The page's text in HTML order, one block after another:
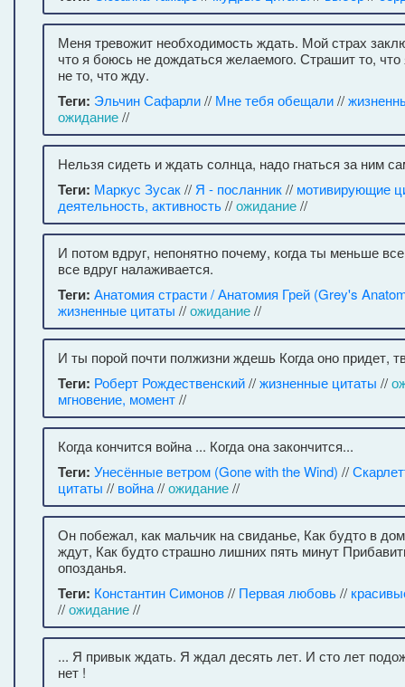
Меня тревожит необходимость ждать. Мой страх
что я боюсь не дождаться желаемого. Страшит то, что
не то, что жду.
Теги: Эльчин Сафарли// Мне тебя обещали//
ожидание//
Нельзя сидеть и ждать солнца, надо гнаться за ним
Теги: Маркус Зусак// Я - посланник// мотивирующие
деятельность, активность//ожидание//
И потом вдруг, непонятно почему, когда ты меньше
все вдруг налаживается.
Теги: Анатомия страсти / Анатомия Грей (Grey's
жизненные цитаты //ожидание//
И ты порой почти полжизни ждешь Когда оно придет,
Теги: Роберт Рождественский//жизненные цитаты //
мгновение, момент//
Когда кончится война ... Когда она закончится...
Теги: Унесённые ветром (Gone with the Wind) //
цитаты // война//ожидание//
Он побежал, как мальчик на свиданье, Как будто в
ждут, Как будто страшно лишних пять минут
опозданья.
Теги: Константин Симонов// Первая любовь//
//ожидание//
... Я привык ждать. Я ждал десять лет. И сто лет
нет !